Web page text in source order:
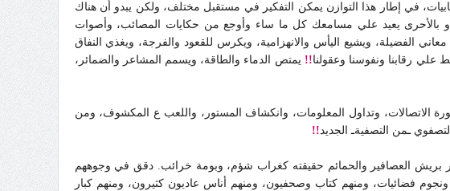
في إطار هذا التوازن يمكن التفكير في مستقبل مختلف، ولكن يبدو أن هناك
بالأحرى يعيد علي مسامعك كل ما ساء وأوجع من حكايات المصائب، وأصوات
الفضيلة، ويشيع اليأس والانهزامية، ويكرس للقعود والفرجة، ويغذي النفاق
رقابنا ونفوسنا وعقولنا!! يمتص الدماء والطاقة، ويسمم المشاعر والضمائر،
الاتصالات، وتداول المعلومات، وانكشاف المستور، واللعب ع المكشوف، ومن
ـمن التصفيةـالجديد!!
بريش العصافير والحمائم حقيقته كغراب شؤم، وبومة خرائب. دقق في وجوههم
فضائيات، ومنهم كتاب وصحفيون، ومنهم أناس عاديون كثيرون، ومنهم كبار